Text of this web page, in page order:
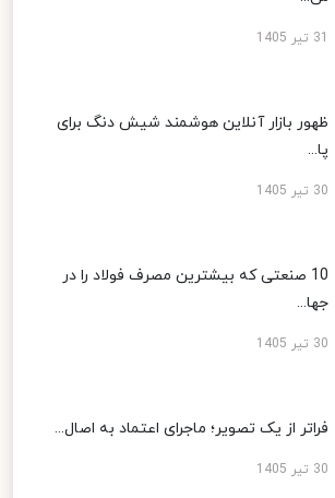
ظهور بازار آنلاین هوشمند شیش دنگ برای
پا...
30 تیر 1405
10 صنعتی که بیشترین مصرف فولاد را در
جها...
30 تیر 1405
فراتر از یک تصویر؛ ماجرای اعتماد به اصال...
30 تیر 1405